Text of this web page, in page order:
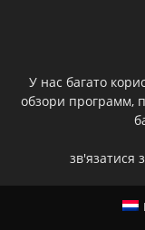
У нас багато
обзори программ,
зв'язатися